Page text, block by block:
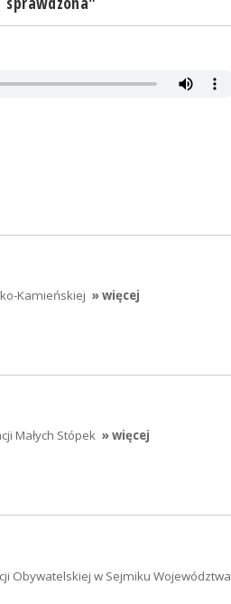
Kamieńskiej » więcej
Małych Stópek » więcej
Obywatelskiej w Sejmiku Województwa